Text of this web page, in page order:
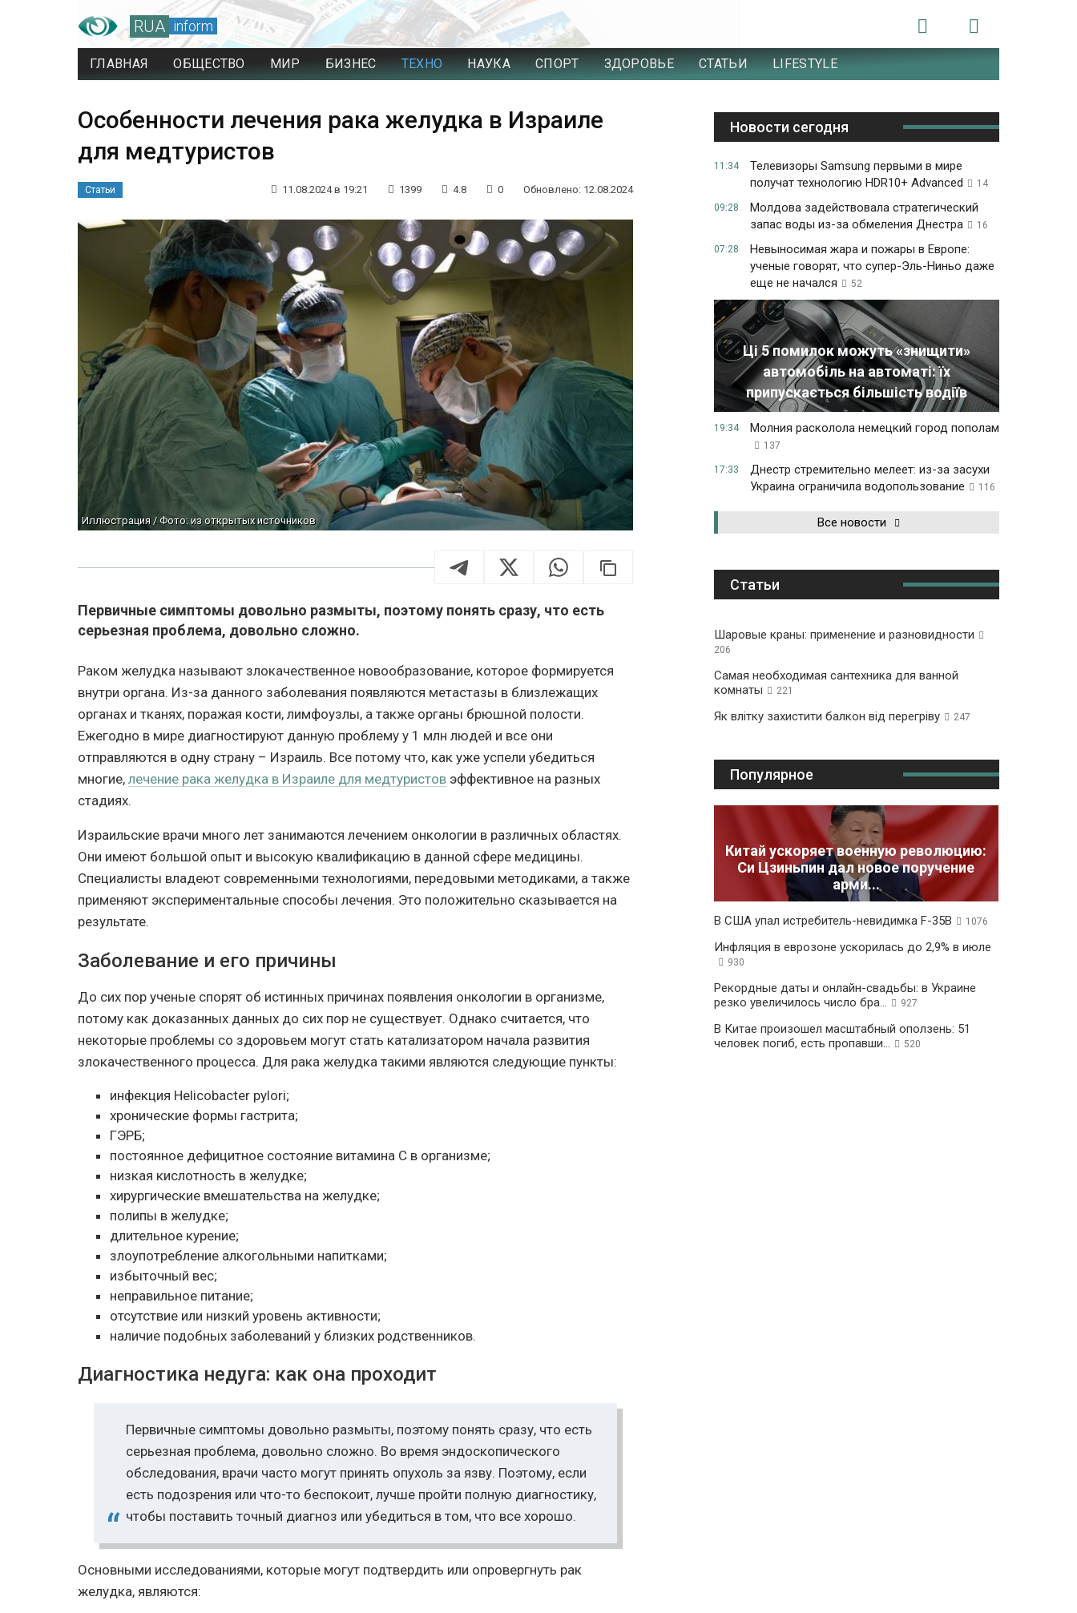
RUA inform
ГЛАВНАЯ ОБЩЕСТВО МИР БИЗНЕС ТЕХНО НАУКА СПОРТ ЗДОРОВЬЕ СТАТЬИ LIFESTYLE
Особенности лечения рака желудка в Израиле
для медтуристов
Статьи 11.08.2024 в 19:21 1399 4.8 0 Обновлено: 12.08.2024
Иллюстрация / Фото: из открытых источников
Первичные симптомы довольно размыты, поэтому понять сразу, что есть
серьезная проблема, довольно сложно.
Раком желудка называют злокачественное новообразование, которое формируется
внутри органа. Из-за данного заболевания появляются метастазы в близлежащих
органах и тканях, поражая кости, лимфоузлы, а также органы брюшной полости.
Ежегодно в мире диагностируют данную проблему у 1 млн людей и все они
отправляются в одну страну – Израиль. Все потому что, как уже успели убедиться
многие, лечение рака желудка в Израиле для медтуристов эффективное на разных
стадиях.
Израильские врачи много лет занимаются лечением онкологии в различных областях.
Они имеют большой опыт и высокую квалификацию в данной сфере медицины.
Специалисты владеют современными технологиями, передовыми методиками, а также
применяют экспериментальные способы лечения. Это положительно сказывается на
результате.
Заболевание и его причины
До сих пор ученые спорят об истинных причинах появления онкологии в организме,
потому как доказанных данных до сих пор не существует. Однако считается, что
некоторые проблемы со здоровьем могут стать катализатором начала развития
злокачественного процесса. Для рака желудка такими являются следующие пункты:
инфекция Helicobacter pylori;
хронические формы гастрита;
ГЭРБ;
постоянное дефицитное состояние витамина С в организме;
низкая кислотность в желудке;
хирургические вмешательства на желудке;
полипы в желудке;
длительное курение;
злоупотребление алкогольными напитками;
избыточный вес;
неправильное питание;
отсутствие или низкий уровень активности;
наличие подобных заболеваний у близких родственников.
Диагностика недуга: как она проходит
Первичные симптомы довольно размыты, поэтому понять сразу, что есть
серьезная проблема, довольно сложно. Во время эндоскопического
обследования, врачи часто могут принять опухоль за язву. Поэтому, если
есть подозрения или что-то беспокоит, лучше пройти полную диагностику,
чтобы поставить точный диагноз или убедиться в том, что все хорошо.
Основными исследованиями, которые могут подтвердить или опровергнуть рак
желудка, являются:
Новости сегодня
11:34
Телевизоры Samsung первыми в мире
получат технологию HDR10+ Advanced
14
09:28
Молдова задействовала стратегический
запас воды из-за обмеления Днестра
16
07:28
Невыносимая жара и пожары в Европе:
ученые говорят, что супер-Эль-Ниньо даже
еще не начался
52
Ці 5 помилок можуть «знищити»
автомобіль на автоматі: їх
припускається більшість водіїв
19:34 Молния расколола немецкий город пополам
137
17:33
Днестр стремительно мелеет: из-за засухи
Украина ограничила водопользование
116
Все новости
Статьи
Шаровые краны: применение и разновидности
206
Самая необходимая сантехника для ванной
комнаты
221
Як влітку захистити балкон від перегріву 247
Популярное
Китай ускоряет военную революцию:
Си Цзиньпин дал новое поручение
арми...
В США упал истребитель-невидимка F-35B 1076
Инфляция в еврозоне ускорилась до 2,9% в июле
930
Рекордные даты и онлайн-свадьбы: в Украине
резко увеличилось число бра...
927
В Китае произошел масштабный оползень: 51
человек погиб, есть пропавши...
520